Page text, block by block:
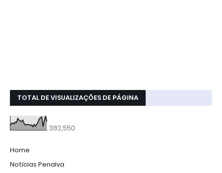
TOTAL DE VISUALIZAÇÕES DE PÁGINA
382,550
Home
Notícias Penalva